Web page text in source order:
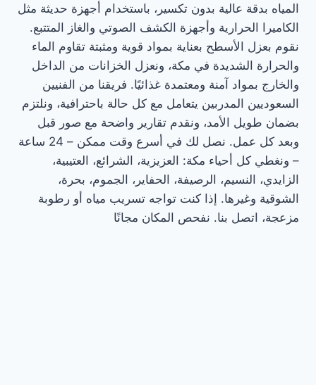
المياه بدقة عالية بدون تكسير، باستخدام أجهزة حديثة مثل
الكاميرا الحرارية وأجهزة الكشف الصوتي والغاز المتتبع.
نقوم بعزل الأسطح بعناية بمواد قوية ومثبتة تقاوم الماء
والحرارة الشديدة في مكة، ونعزل الخزانات من الداخل
والخارج بمواد آمنة ومعتمدة غذائيًا. فريقنا من الفنيين
السعوديين المدربين يتعامل مع كل حالة باحترافية، ونلتزم
بضمان طويل الأمد، ونقدم تقارير واضحة مع صور قبل
وبعد كل عمل. نصل لك في أسرع وقت ممكن – 24 ساعة
– ونغطي كل أحياء مكة: العزيزية، الشرائع، العتيبية،
الزايدي، النسيم، الرصيفة، الحفاير، الجموم، بحرة،
الشوقية وغيرها. إذا كنت تواجه تسريب مياه أو رطوبة
مزعجة، اتصل بنا. نفحص المكان مجانًا